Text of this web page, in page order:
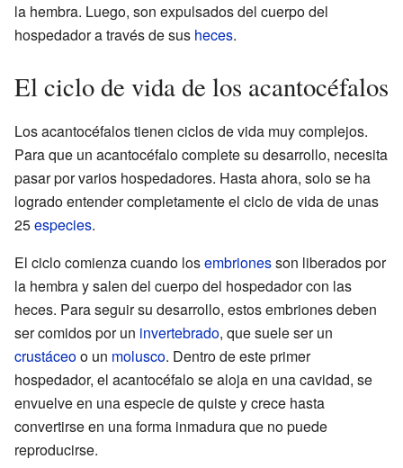
la hembra. Luego, son expulsados del cuerpo del
hospedador a través de sus heces.
El ciclo de vida de los acantocéfalos
Los acantocéfalos tienen ciclos de vida muy complejos.
Para que un acantocéfalo complete su desarrollo, necesita
pasar por varios hospedadores. Hasta ahora, solo se ha
logrado entender completamente el ciclo de vida de unas
25especies.
El ciclo comienza cuando losembrionesson liberados por
la hembra y salen del cuerpo del hospedador con las
heces. Para seguir su desarrollo, estos embriones deben
ser comidos por un invertebrado, que suele ser un
crustáceoo un molusco. Dentro de este primer
hospedador, el acantocéfalo se aloja en una cavidad, se
envuelve en una especie de quiste y crece hasta
convertirse en una forma inmadura que no puede
reproducirse.